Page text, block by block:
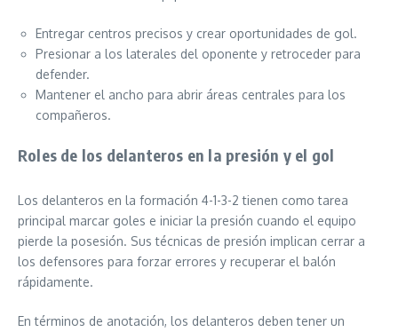
Entregar centros precisos y crear oportunidades de gol.
Presionar a los laterales del oponente y retroceder para
defender.
Mantener el ancho para abrir áreas centrales para los
compañeros.
Roles de los delanteros en la presión y el gol
Los delanteros en la formación 4-1-3-2 tienen como tarea
principal marcar goles e iniciar la presión cuando el equipo
pierde la posesión. Sus técnicas de presión implican cerrar a
los defensores para forzar errores y recuperar el balón
rápidamente.
En términos de anotación, los delanteros deben tener un